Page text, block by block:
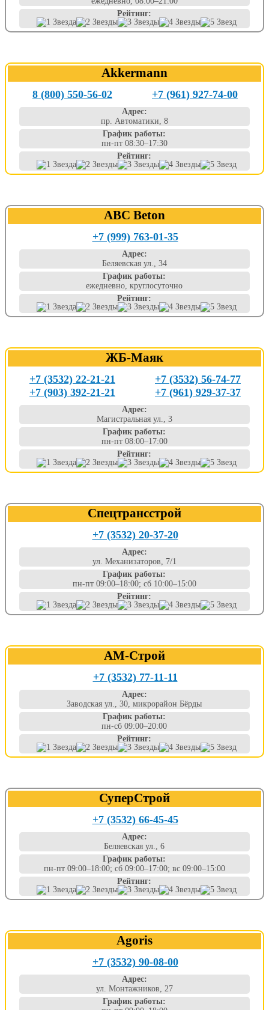
Рейтинг:
Akkermann
8 (800) 550-56-02 +7 (961) 927-74-00
Адрес:
пр. Автоматики, 8
График работы:
пн-пт 08:30–17:30
Рейтинг:
ABC Beton
+7 (999) 763-01-35
Адрес:
Беляевская ул., 34
График работы:
ежедневно, круглосуточно
Рейтинг:
ЖБ-Маяк
+7 (3532) 22-21-21
+7 (3532) 56-74-77
+7 (903) 392-21-21
+7 (961) 929-37-37
Адрес:
Магистральная ул., 3
График работы:
пн-пт 08:00–17:00
Рейтинг:
Спецтрансстрой
+7 (3532) 20-37-20
Адрес:
ул. Механизаторов, 7/1
График работы:
пн-пт 09:00–18:00; сб 10:00–15:00
Рейтинг:
АМ-Строй
+7 (3532) 77-11-11
Адрес:
Заводская ул., 30, микрорайон Бёрды
График работы:
пн-сб 09:00–20:00
Рейтинг:
СуперСтрой
+7 (3532) 66-45-45
Адрес:
Беляевская ул., 6
График работы:
пн-пт 09:00–18:00; сб 09:00–17:00; вс 09:00–15:00
Рейтинг:
Agoris
+7 (3532) 90-08-00
Адрес:
ул. Монтажников, 27
График работы: